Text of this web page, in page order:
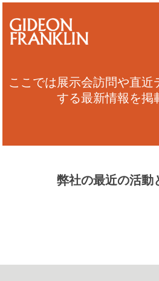
ここでは展示会訪問や直
する最新情報を掲
弊社の最近の活動